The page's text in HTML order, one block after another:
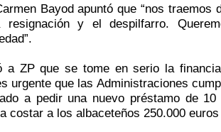
Bayod apuntó que “nos
resignación y el despilfarro.
a ZP que se tome en serio la
urgente que las Administraciones
a pedir una nuevo préstamo de
costar a los albaceteños 250.000